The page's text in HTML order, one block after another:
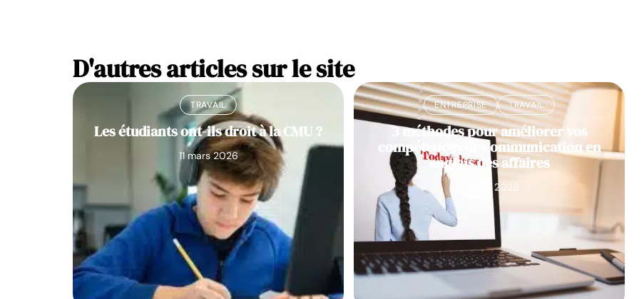
D'autres articles sur le site
TRAVAIL
Les étudiants ont-ils droit à la CMU ?
11 mars 2026
ENTREPRISE TRAVAIL
3 méthodes pour améliorer vos
compétences de communication en
anglais des affaires
11 mars 2026